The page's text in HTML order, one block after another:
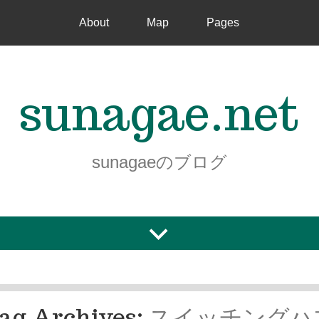
About Map Pages
sunagae.net
sunagaeのブログ